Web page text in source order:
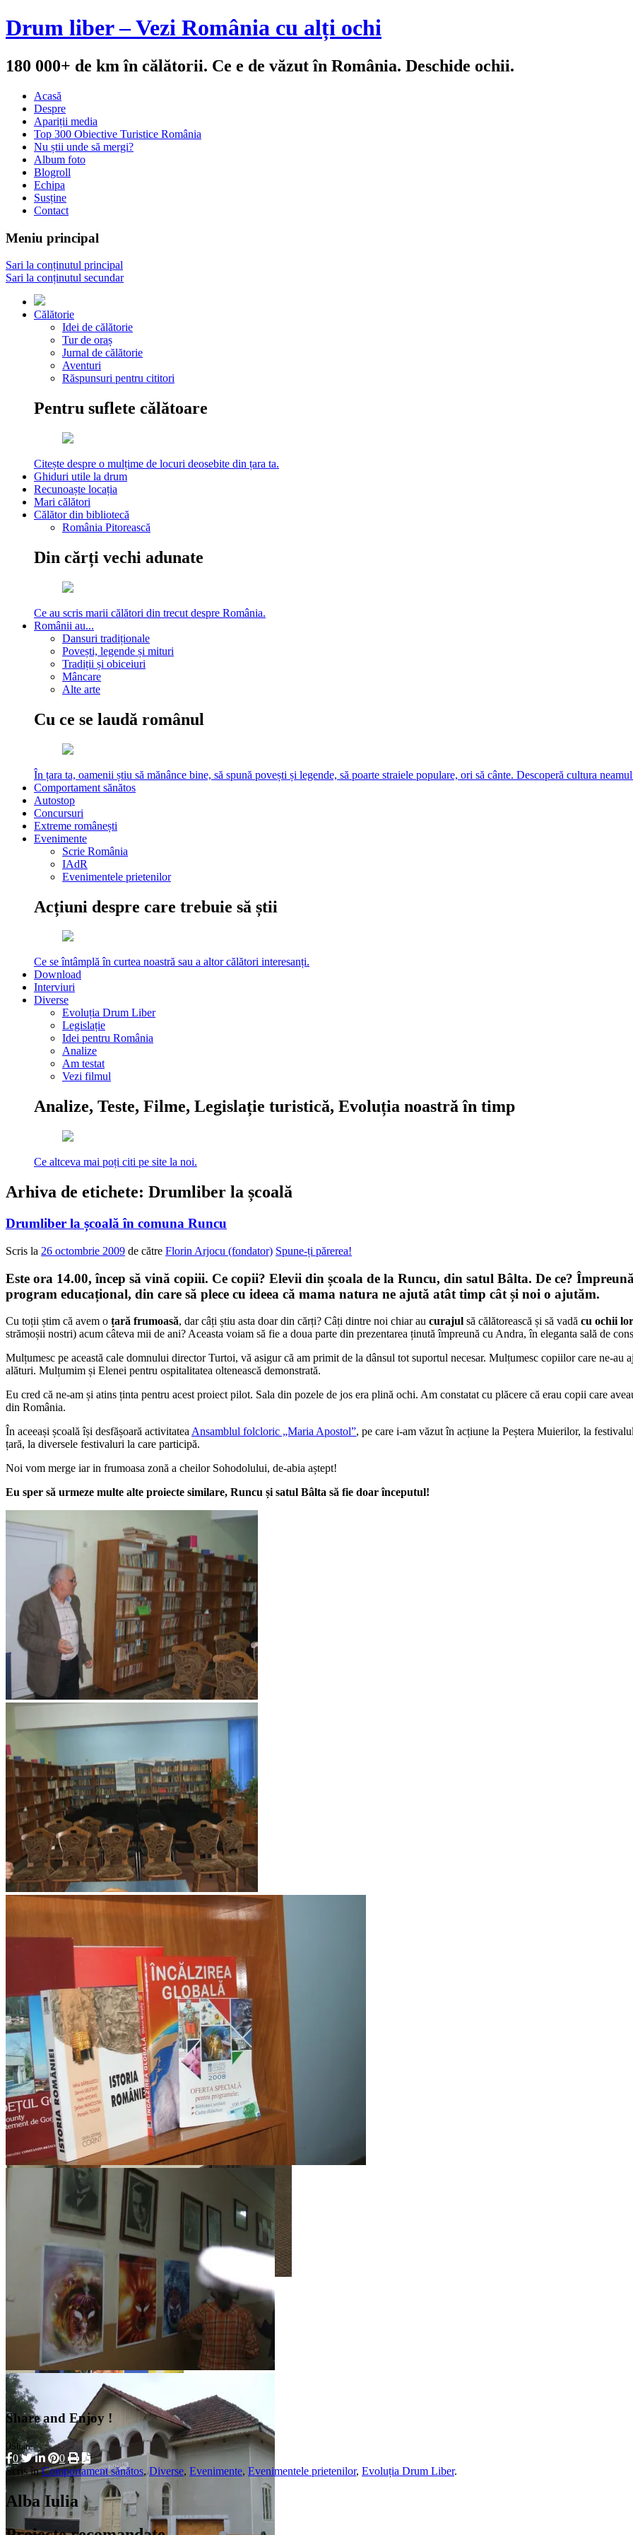
Drum liber – Vezi România cu alți ochi
180 000+ de km în călătorii. Ce e de văzut în România. Deschide ochii.
Acasă
Despre
Apariții media
Top 300 Obiective Turistice România
Nu știi unde să mergi?
Album foto
Blogroll
Echipa
Susține
Contact
Meniu principal
Sari la conținutul principal
Sari la conținutul secundar
Călătorie
Idei de călătorie
Tur de oraș
Jurnal de călătorie
Aventuri
Răspunsuri pentru cititori
Pentru suflete călătoare
Citește despre o mulțime de locuri deosebite din țara ta.
Ghiduri utile la drum
Recunoaște locația
Mari călători
Călător din bibliotecă
România Pitorească
Din cărți vechi adunate
Ce au scris marii călători din trecut despre România.
Românii au...
Dansuri tradiționale
Povești, legende și mituri
Tradiții și obiceiuri
Mâncare
Alte arte
Cu ce se laudă românul
În țara ta, oamenii știu să mănânce bine, să spună povești și legende, să poarte straiele populare, ori să cânte. Descoperă cultura
Comportament sănătos
Autostop
Concursuri
Extreme românești
Evenimente
Scrie România
IAdR
Evenimentele prietenilor
Acțiuni despre care trebuie să știi
Ce se întâmplă în curtea noastră sau a altor călători interesanți.
Download
Interviuri
Diverse
Evoluția Drum Liber
Legislație
Idei pentru România
Analize
Am testat
Vezi filmul
Analize, Teste, Filme, Legislație turistică, Evoluția noastră în timp
Ce altceva mai poți citi pe site la noi.
Arhiva de etichete: Drumliber la școală
Drumliber la școală în comuna Runcu
Scris la 26 octombrie 2009 de către Florin Arjocu (fondator) Spune-ți părerea!
Este ora 14.00, încep să vină copiii. Ce copii? Elevii din școala de la Runcu, din satul Bâlta. De ce?
program educațional, din care să plece cu ideea că mama natura ne ajută atât timp cât și noi o ajutăm.
Cu toții știm că avem o țară frumoasă, dar câți știu asta doar din cărți? Câți dintre noi chiar au curajul să călătorească și să vadă cu ochii lor
strămoșii nostri) acum câteva mii de ani? Aceasta voiam să fie a doua parte din prezentarea ținută împreună cu Andra, în eleganta sală de
Mulțumesc pe această cale domnului director Turtoi, vă asigur că am primit de la dânsul tot suportul necesar. Mulțumesc copiilor care ne-
alături. Mulțumim și Elenei pentru ospitalitatea oltenească demonstrată.
Eu cred că ne-am și atins ținta pentru acest proiect pilot. Sala din pozele de jos era plină ochi. Am constatat cu plăcere că erau copii care
din România.
În aceeași școală își desfășoară activitatea Ansamblul folcloric „Maria Apostol”, pe care i-am văzut în acțiune la Peștera Muierilor, la
țară, la diversele festivaluri la care participă.
Noi vom merge iar in frumoasa zonă a cheilor Sohodolului, de-abia aștept!
Eu sper să urmeze multe alte proiecte similare, Runcu și satul Bâlta să fie doar începutul!
Share and Enjoy !
0Shares
0
0
Scris înComportament sănătos,Diverse, Evenimente, Evenimentele prietenilor, Evoluția Drum Liber.
Alba Iulia